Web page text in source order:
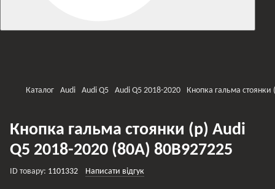
Каталог Audi Audi Q5 Audi Q5 2018-2020 Кнопка гальма стоянки
Кнопка гальма стоянки (p) Audi
Q5 2018-2020 (80A) 80B927225
ID товару: 1101332 Написати відгук